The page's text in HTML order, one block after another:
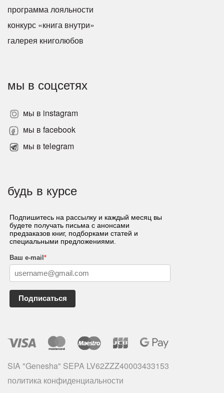
программа лояльности
конкурс «книга внутри»
галерея книголюбов
мы в соцсетях
мы в instagram
мы в facebook
мы в telegram
будь в курсе
Подпишитесь на рассылку и каждый месяц вы
будете получать письма с анонсами
предзаказов книг, подборками статей и
специальными предложениями.
Ваш e-mail *
Подписаться
SIA "Genesha" SEPA LV62ZZZ40003433153
политика конфиденциальности